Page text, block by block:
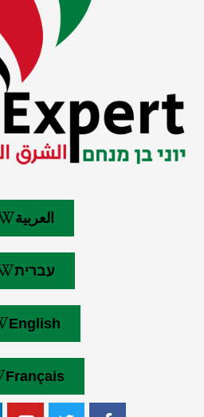
العربية
עברית
English
Français